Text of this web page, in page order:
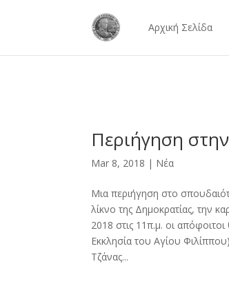
Αρχική Σελίδα
Περιήγηση
Mar 8, 2018 | Νέα
Μια περιήγηση στο
λίκνο της Δημοκρατίας, την
2018 στις 11π.μ. οι
Εκκλησία του Αγίου
Τζάνας...